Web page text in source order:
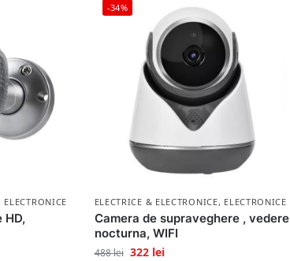
ELECTRONICE
HD,
-34%
ELECTRICE & ELECTRONICE, ELECTRONICE
Camera de supraveghere , vedere
nocturna, WIFI
488lei 322 lei